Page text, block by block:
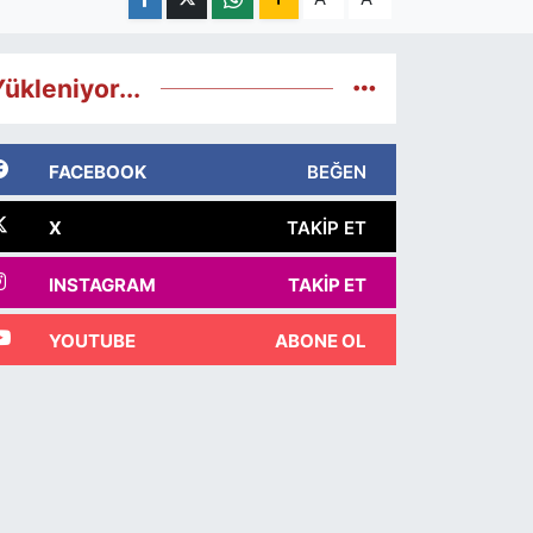
FACEBOOK BEĞEN
X TAKIP ET
INSTAGRAM TAKIP ET
YOUTUBE ABONE OL